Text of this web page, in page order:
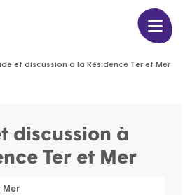
et discussion à la Résidence Ter et Mer
discussion à
Ter et Mer
Mer